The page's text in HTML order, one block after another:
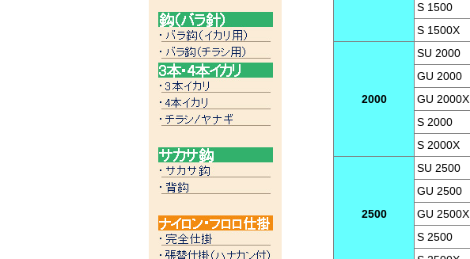
S 1500
S 1500X
2000
SU 2000
GU 2000
GU 2000X
S 2000
S 2000X
2500
SU 2500
GU 2500
GU 2500X
S 2500